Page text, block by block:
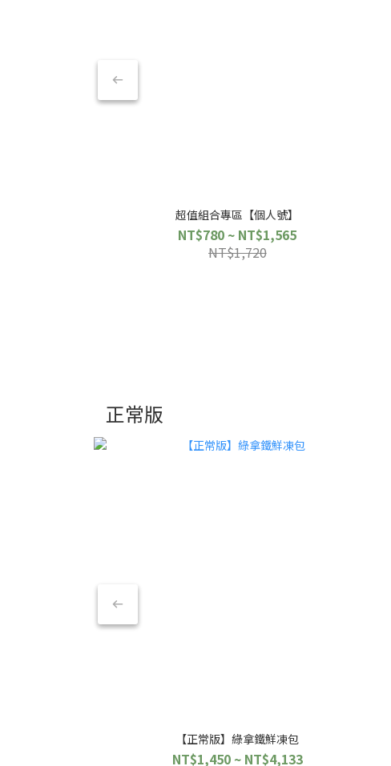
超值組合專區【個人號】
NT$780 ~ NT$1,565
NT$1,720
正常版
【正常版】綠拿鐵鮮凍包
NT$1,450 ~ NT$4,133